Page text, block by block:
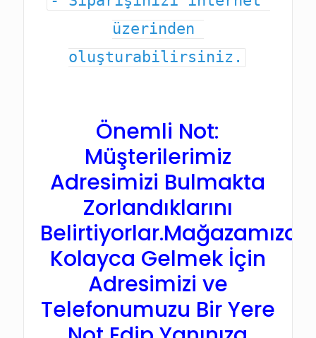
üzerinden
oluşturabilirsiniz.
Önemli Not:
Müşterilerimiz
Adresimizi Bulmakta
Zorlandıklarını
Belirtiyorlar.Mağazamıza
Kolayca Gelmek İçin
Adresimizi ve
Telefonumuzu Bir Yere